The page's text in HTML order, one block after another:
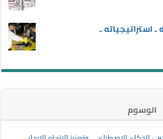
استراتيجياته ـ
الوسوم